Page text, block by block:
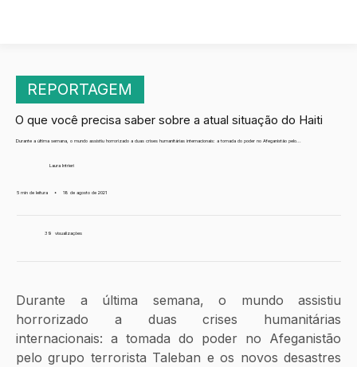
REPORTAGEM
O que você precisa saber sobre a atual situação do Haiti
Durante a última semana, o mundo assistiu horrorizado a duas crises humanitárias internacionais: a tomada do poder no Afeganistão pelo...
Laura Intrieri
5 min de leitura • 18 de agosto de 2021
39 visualizações
Durante a última semana, o mundo assistiu
horrorizado a duas crises humanitárias
internacionais: a tomada do poder no Afeganistão
pelo grupo terrorista Taleban e os novos desastres